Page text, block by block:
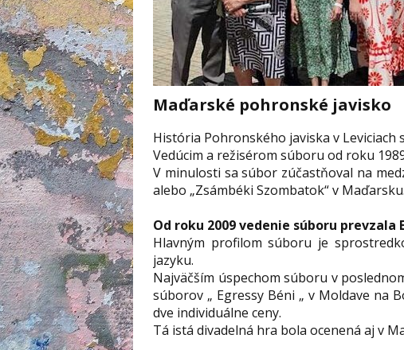
Maďarské pohronské javisko
História Pohronského javiska v Leviciach
Vedúcim a režisérom súboru od roku
V minulosti sa súbor zúčastňoval na
alebo „Zsámbéki Szombatok“ v Maďarsku.
Od roku 2009 vedenie súboru prevzala
Hlavným profilom súboru je
jazyku.
Najväčším úspechom súboru v
súborov „ Egressy Béni „ v Moldave na
dve individuálne ceny.
Tá istá divadelná hra bola ocenená aj v